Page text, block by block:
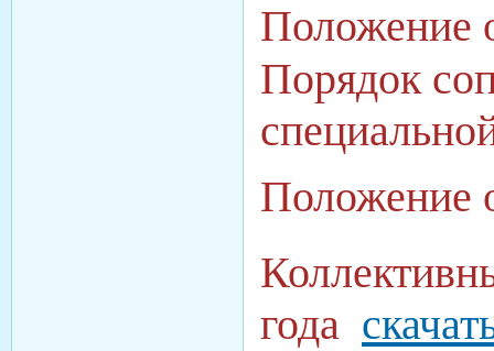
Положение
Порядок
Положение
года